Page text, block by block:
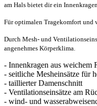
am Hals bietet dir ein Innenkragen.
Für optimalen Tragekomfort und
Durch Mesh- und
angenehmes Körperklima.
- Innenkragen aus weichem
- seitliche Mesheinsätze für
- taillierter Damenschnitt
- Ventilationseinsätze am
- wind- und